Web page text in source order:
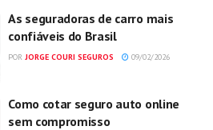
As seguradoras de carro mais
confiáveis do Brasil
POR JORGE COURI SEGUROS 09/02/2026
Como cotar seguro auto online
sem compromisso